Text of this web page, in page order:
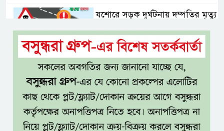
যশোরে সড়ক দুর্ঘটনায় দম্পতির মৃত্যু
২৯ বছর পর সালমান শাহ হত্যা
মামলায় ডন গ্রেপ্তার, খুলবে কি
মৃত্যুরহস্য?
যশোর-ঢাকা প্রভাতী ট্রেন চালুসহ
রেলওয়ে জংশন উন্নয়নের দাবিতে